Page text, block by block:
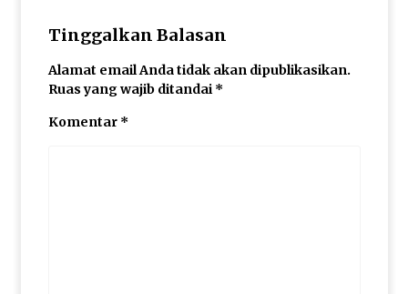
Tinggalkan Balasan
Alamat email Anda tidak akan dipublikasikan.
Ruas yang wajib ditandai *
Komentar *